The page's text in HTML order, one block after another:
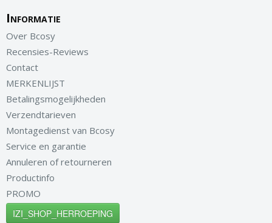
Informatie
Over Bcosy
Recensies-Reviews
Contact
MERKENLIJST
Betalingsmogelijkheden
Verzendtarieven
Montagedienst van Bcosy
Service en garantie
Annuleren of retourneren
Productinfo
PROMO
IZI_SHOP_HERROEPING